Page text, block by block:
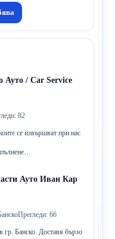
Ауто / Car Service
82
се извършват при нас
Ауто Иван Кар
Прегледи: 66
гр. Банско. Доставя бързо